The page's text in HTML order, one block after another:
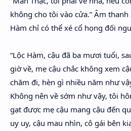
không cho tôi vào cửa.” Âm
Hàm chỉ có thể xé cổ họng đối
“Lộc Hàm, cậu đã ba mươi tuổi,
giờ về, mẹ cậu chắc không xem
chăm đi, hèn gì nhiều năm như
Không nên về sớm như vậy, tôi
gạt được mẹ cậu mang cậu đến
uy uy, cậu mau nhìn, cô gái bên